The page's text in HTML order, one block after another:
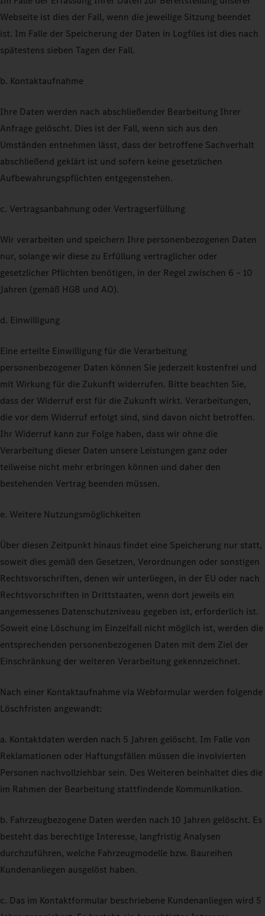
Webseite ist dies der Fall, wenn die jeweilige Sitzung beendet
ist. Im Falle der Speicherung der Daten in Logfiles ist dies nach
spätestens sieben Tagen der Fall.
b. Kontaktaufnahme
Ihre Daten werden nach abschließender Bearbeitung Ihrer
Anfrage gelöscht. Dies ist der Fall, wenn sich aus den
Umständen entnehmen lässt, dass der betroffene Sachverhalt
abschließend geklärt ist und sofern keine gesetzlichen
Aufbewahrungspflichten entgegenstehen.
c. Vertragsanbahnung oder Vertragserfüllung
Wir verarbeiten und speichern Ihre personenbezogenen Daten
nur, solange wir diese zu Erfüllung vertraglicher oder
gesetzlicher Pflichten benötigen, in der Regel zwischen 6 – 10
Jahren (gemäß HGB und AO).
d. Einwilligung
Eine erteilte Einwilligung für die Verarbeitung
personenbezogener Daten können Sie jederzeit kostenfrei und
mit Wirkung für die Zukunft widerrufen. Bitte beachten Sie,
dass der Widerruf erst für die Zukunft wirkt. Verarbeitungen,
die vor dem Widerruf erfolgt sind, sind davon nicht betroffen.
Ihr Widerruf kann zur Folge haben, dass wir ohne die
Verarbeitung dieser Daten unsere Leistungen ganz oder
teilweise nicht mehr erbringen können und daher den
bestehenden Vertrag beenden müssen.
e. Weitere Nutzungsmöglichkeiten
Über diesen Zeitpunkt hinaus findet eine Speicherung nur statt,
soweit dies gemäß den Gesetzen, Verordnungen oder sonstigen
Rechtsvorschriften, denen wir unterliegen, in der EU oder nach
Rechtsvorschriften in Drittstaaten, wenn dort jeweils ein
angemessenes Datenschutzniveau gegeben ist, erforderlich ist.
Soweit eine Löschung im Einzelfall nicht möglich ist, werden die
entsprechenden personenbezogenen Daten mit dem Ziel der
Einschränkung der weiteren Verarbeitung gekennzeichnet.
Nach einer Kontaktaufnahme via Webformular werden folgende
Löschfristen angewandt:
a. Kontaktdaten werden nach 5 Jahren gelöscht. Im Falle von
Reklamationen oder Haftungsfällen müssen die involvierten
Personen nachvollziehbar sein. Des Weiteren beinhaltet dies die
im Rahmen der Bearbeitung stattfindende Kommunikation.
b. Fahrzeugbezogene Daten werden nach 10 Jahren gelöscht. Es
besteht das berechtige Interesse, langfristig Analysen
durchzuführen, welche Fahrzeugmodelle bzw. Baureihen
Kundenanliegen ausgelöst haben.
c. Das im Kontaktformular beschriebene Kundenanliegen wird 5